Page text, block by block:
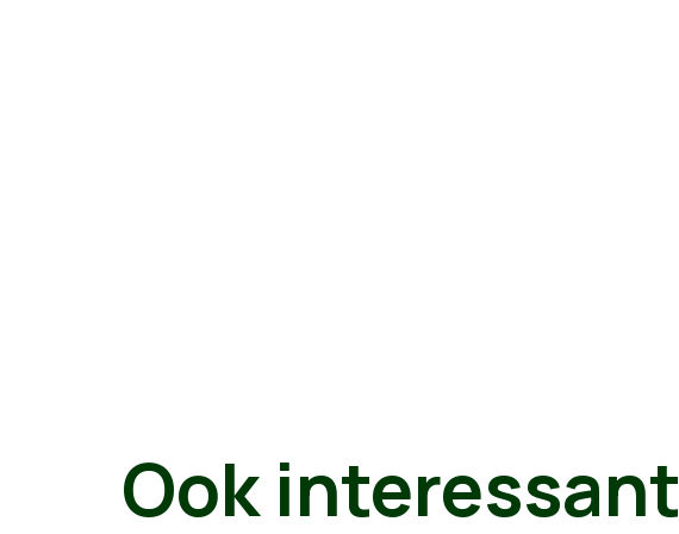
Ook interessant